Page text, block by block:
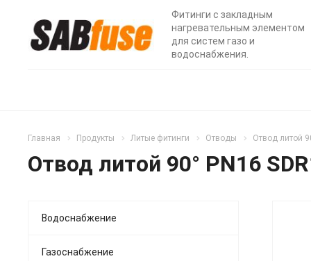
Фитинги с закладным
нагревательным элементом
для систем газо и
водоснабжения.
Главная Продукты Литые фитинги Отводы Отвод литой
Отвод литой 90° PN16
Водоснабжение
Газоснабжение